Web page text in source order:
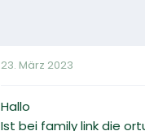
23. März 2023
Hallo
Ist bei family link die